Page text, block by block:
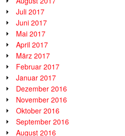
Juli 2017
Juni 2017
Mai 2017
April 2017
März 2017
Februar 2017
Januar 2017
Dezember 2016
November 2016
Oktober 2016
September 2016
August 2016